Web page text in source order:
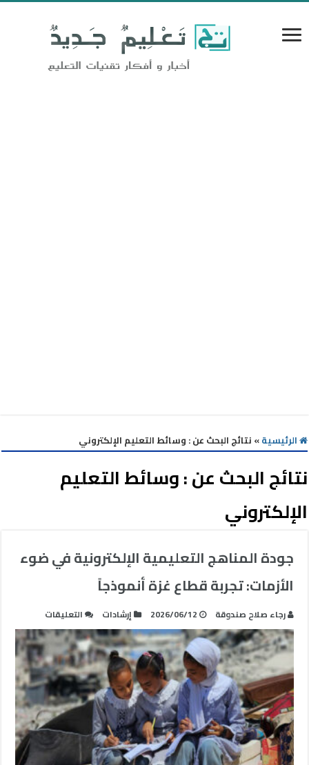
الرئيسية» نتائج البحث عن : وسائط التعليم الإلكتروني
نتائج البحث عن :وسائط التعليم
الإلكتروني
جودة المناهج التعليمية الإلكترونية في ضوء
الأزمات: تجربة قطاع غزة أنموذجاً
رجاء صلاح صندوقة 2026/06/12 إرشادات التعليقات
جودة
المناهج
التعليمية
الإلكترونية
في
ضوء
الأزمات:
تجربة
قطاع